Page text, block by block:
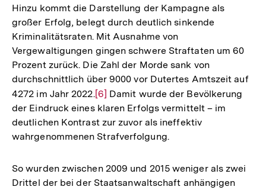
Hinzu kommt die Darstellung der Kampagne als
großer Erfolg, belegt durch deutlich sinkende
Kriminalitätsraten. Mit Ausnahme von
Vergewaltigungen gingen schwere Straftaten um 60
Prozent zurück. Die Zahl der Morde sank von
durchschnittlich über 9000 vor Dutertes Amtszeit auf
4272 im Jahr 2022.Zur
Auflösung
der
Fußnote
[6] Damit wurde der Bevölkerung
der Eindruck eines klaren Erfolgs vermittelt – im
deutlichen Kontrast zur zuvor als ineffektiv
wahrgenommenen Strafverfolgung.
So wurden zwischen 2009 und 2015 weniger als zwei
Drittel der bei der Staatsanwaltschaft anhängigen